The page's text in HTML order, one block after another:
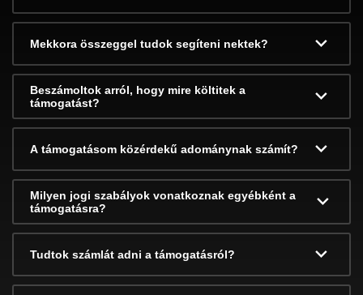
Mekkora összeggel tudok segíteni nektek?
Beszámoltok arról, hogy mire költitek a
támogatást?
A támogatásom közérdekű adománynak számít?
Milyen jogi szabályok vonatkoznak egyébként a
támogatásra?
Tudtok számlát adni a támogatásról?